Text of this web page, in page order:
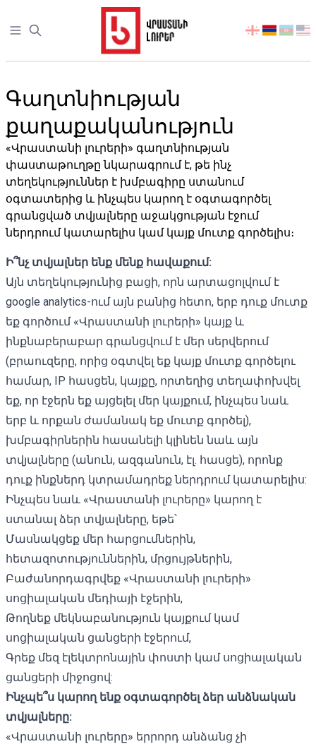
Open sidebar
აირჩიეთ
Գաղտնիության
քաղաքականություն
«Վրաստանի լուրերի» գաղտնիության
փաստաթուղթը նկարագրում է, թե ինչ
տեղեկություններ է խմբագիրը ստանում
օգտատերից և ինչպես կարող է օգտագործել
գրանցված տվյալները աջակցության էջում
ներդրում կատարելիս կամ կայք մուտք գործելիս։
Ի՞նչ տվյալներ ենք մենք հավաքում:
Այն տեղեկությունից բացի, որն արտացոլվում է
google analytics-ում այն բանից հետո, երբ դուք մուտք
եք գործում «Վրաստանի լուրերի» կայք և
ինքնաբերաբար գրանցվում է մեր սերվերում
(բրաուզերը, որից օգտվել եք կայք մուտք գործելու
համար, IP հասցեն, կայքը, որտեղից տեղափոխվել
եք, որ էջերն եք այցելել մեր կայքում, ինչպես նաև
երբ և որքան ժամանակ եք մուտք գործել),
խմբագիրներին հասանելի կլինեն նաև այն
տվյալները (անուն, ազգանուն, էլ. հասցե), որոնք
դուք ինքներդ կտրամադրեք ներդրում կատարելիս:
Ինչպես նաև «Վրաստանի լուրերը» կարող է
ստանալ ձեր տվյալները, եթե՝
Մասնակցեք մեր հարցումներին,
հետազոտություններին, մրցույթներին,
Բաժանորդագրվեք «Վրաստանի լուրերի»
սոցիալական մեդիայի էջերին,
Թողնեք մեկնաբանություն կայքում կամ
սոցիալական ցանցերի էջերում,
Գրեք մեզ էլեկտրոնային փոստի կամ սոցիալական
ցանցերի միջոցով:
Ինչպե՞ս կարող ենք օգտագործել ձեր անձնական
տվյալները:
«Վրաստանի լուրերը» երրորդ անձանց չի